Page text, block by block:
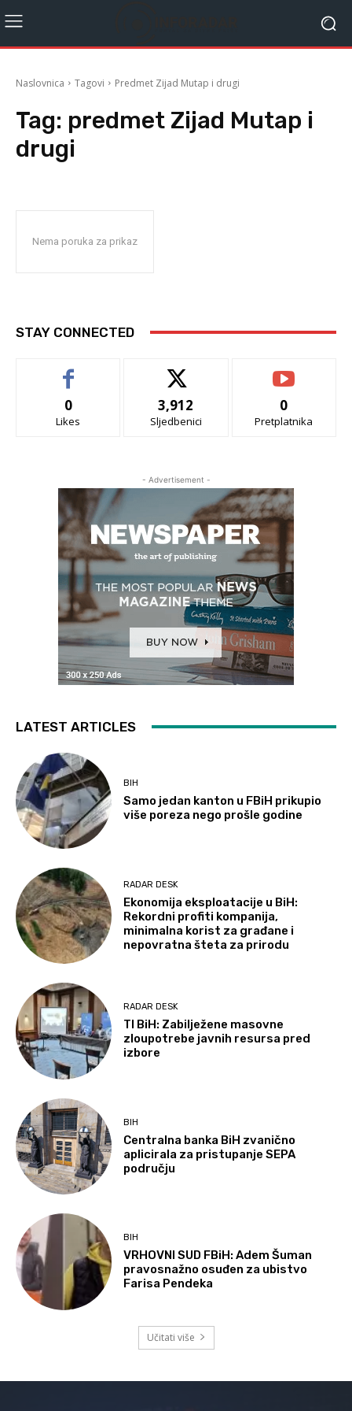
Naslovnica Tagovi Predmet Zijad Mutap i drugi
Tag: predmet Zijad Mutap i
drugi
Nema poruka za prikaz
STAY CONNECTED
0
Likes
3,912
Sljedbenici
0
Pretplatnika
- Advertisement -
LATEST ARTICLES
BIH
Samo jedan kanton u FBiH prikupio
više poreza nego prošle godine
RADAR DESK
Ekonomija eksploatacije u BiH:
Rekordni profiti kompanija,
minimalna korist za građane i
nepovratna šteta za prirodu
RADAR DESK
TI BiH: Zabilježene masovne
zloupotrebe javnih resursa pred
izbore
BIH
Centralna banka BiH zvanično
aplicirala za pristupanje SEPA
području
BIH
VRHOVNI SUD FBiH: Adem Šuman
pravosnažno osuđen za ubistvo
Farisa Pendeka
Učitati više